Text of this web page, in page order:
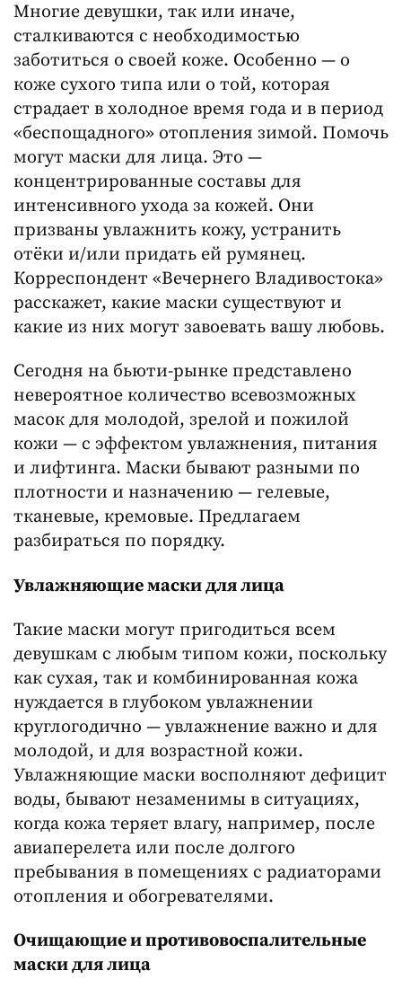
Многие девушки, так или иначе,
сталкиваются с необходимостью
заботиться о своей коже. Особенно — о
коже сухого типа или о той, которая
страдает в холодное время года и в период
«беспощадного» отопления зимой. Помочь
могут маски для лица. Это —
концентрированные составы для
интенсивного ухода за кожей. Они
призваны увлажнить кожу, устранить
отёки и/или придать ей румянец.
Корреспондент «Вечернего Владивостока»
расскажет, какие маски существуют и
какие из них могут завоевать вашу любовь.
Сегодня на бьюти-рынке представлено
невероятное количество всевозможных
масок для молодой, зрелой и пожилой
кожи — с эффектом увлажнения, питания
и лифтинга. Маски бывают разными по
плотности и назначению — гелевые,
тканевые, кремовые. Предлагаем
разбираться по порядку.
Увлажняющие маски для лица
Такие маски могут пригодиться всем
девушкам с любым типом кожи, поскольку
как сухая, так и комбинированная кожа
нуждается в глубоком увлажнении
круглогодично — увлажнение важно и для
молодой, и для возрастной кожи.
Увлажняющие маски восполняют дефицит
воды, бывают незаменимы в ситуациях,
когда кожа теряет влагу, например, после
авиаперелета или после долгого
пребывания в помещениях с радиаторами
отопления и обогревателями.
Очищающие и противовоспалительные
маски для лица